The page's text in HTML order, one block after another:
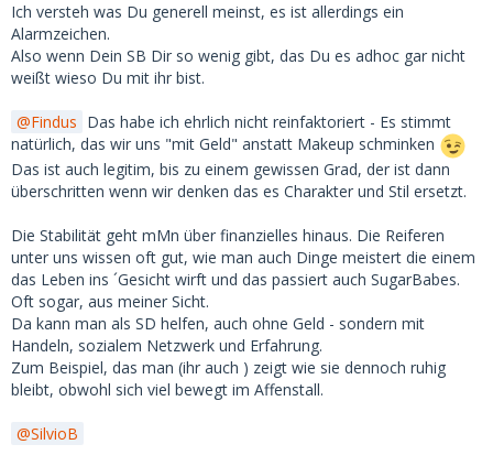
Ich versteh was Du generell meinst, es ist allerdings ein
Alarmzeichen.
Also wenn Dein SB Dir so wenig gibt, das Du es adhoc gar nicht
weißt wieso Du mit ihr bist.
Findus Das habe ich ehrlich nicht reinfaktoriert - Es stimmt
natürlich, das wir uns "mit Geld" anstatt Makeup schminken
Das ist auch legitim, bis zu einem gewissen Grad, der ist dann
überschritten wenn wir denken das es Charakter und Stil ersetzt.
Die Stabilität geht mMn über finanzielles hinaus. Die Reiferen
unter uns wissen oft gut, wie man auch Dinge meistert die einem
das Leben ins ´Gesicht wirft und das passiert auch SugarBabes.
Oft sogar, aus meiner Sicht.
Da kann man als SD helfen, auch ohne Geld - sondern mit
Handeln, sozialem Netzwerk und Erfahrung.
Zum Beispiel, das man (ihr auch ) zeigt wie sie dennoch ruhig
bleibt, obwohl sich viel bewegt im Affenstall.
SilvioB